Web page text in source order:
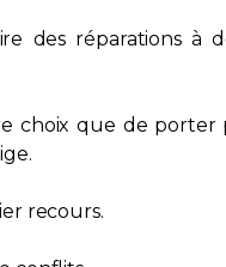
des réparations à
choix que de
recours.